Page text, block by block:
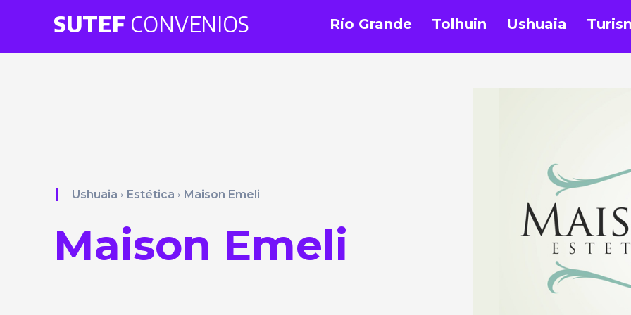
SUTEF CONVENIOS Río Grande Tolhuin Ushuaia
Ushuaia Estética Maison Emeli
Maison Emeli